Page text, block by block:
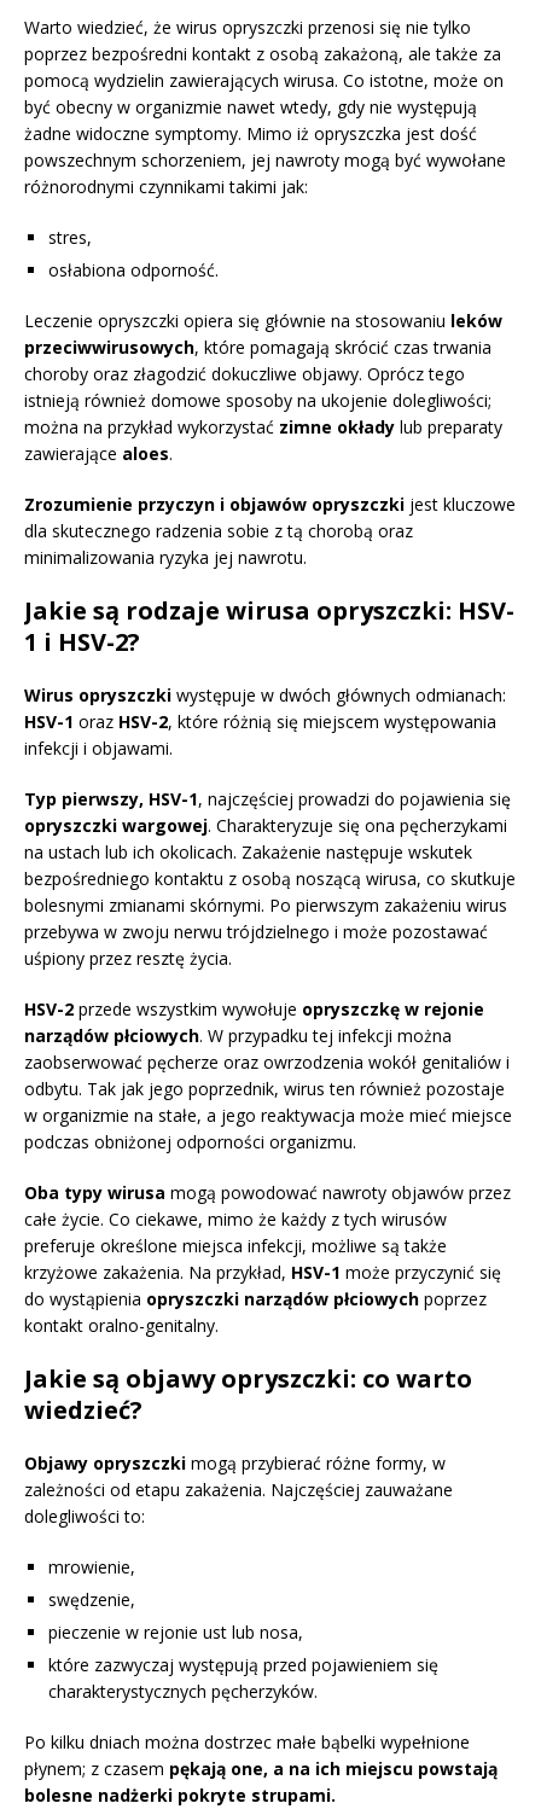
Warto wiedzieć, że wirus opryszczki przenosi się nie tylko
poprzez bezpośredni kontakt z osobą zakażoną, ale także za
pomocą wydzielin zawierających wirusa. Co istotne, może on
być obecny w organizmie nawet wtedy, gdy nie występują
żadne widoczne symptomy. Mimo iż opryszczka jest dość
powszechnym schorzeniem, jej nawroty mogą być wywołane
różnorodnymi czynnikami takimi jak:
stres,
osłabiona odporność.
Leczenie opryszczki opiera się głównie na stosowaniu leków
przeciwwirusowych, które pomagają skrócić czas trwania
choroby oraz złagodzić dokuczliwe objawy. Oprócz tego
istnieją również domowe sposoby na ukojenie dolegliwości;
można na przykład wykorzystać zimne okłady lub preparaty
zawierające aloes.
Zrozumienie przyczyn i objawów opryszczki jest kluczowe
dla skutecznego radzenia sobie z tą chorobą oraz
minimalizowania ryzyka jej nawrotu.
Jakie są rodzaje wirusa opryszczki: HSV-
1 i HSV-2?
Wirus opryszczki występuje w dwóch głównych odmianach:
HSV-1 oraz HSV-2, które różnią się miejscem występowania
infekcji i objawami.
Typ pierwszy, HSV-1, najczęściej prowadzi do pojawienia się
opryszczki wargowej. Charakteryzuje się ona pęcherzykami
na ustach lub ich okolicach. Zakażenie następuje wskutek
bezpośredniego kontaktu z osobą noszącą wirusa, co skutkuje
bolesnymi zmianami skórnymi. Po pierwszym zakażeniu wirus
przebywa w zwoju nerwu trójdzielnego i może pozostawać
uśpiony przez resztę życia.
HSV-2 przede wszystkim wywołuje opryszczkę w rejonie
narządów płciowych. W przypadku tej infekcji można
zaobserwować pęcherze oraz owrzodzenia wokół genitaliów i
odbytu. Tak jak jego poprzednik, wirus ten również pozostaje
w organizmie na stałe, a jego reaktywacja może mieć miejsce
podczas obniżonej odporności organizmu.
Oba typy wirusa mogą powodować nawroty objawów przez
całe życie. Co ciekawe, mimo że każdy z tych wirusów
preferuje określone miejsca infekcji, możliwe są także
krzyżowe zakażenia. Na przykład, HSV-1 może przyczynić się
do wystąpienia opryszczki narządów płciowych poprzez
kontakt oralno-genitalny.
Jakie są objawy opryszczki: co warto
wiedzieć?
Objawy opryszczki mogą przybierać różne formy, w
zależności od etapu zakażenia. Najczęściej zauważane
dolegliwości to:
mrowienie,
swędzenie,
pieczenie w rejonie ust lub nosa,
które zazwyczaj występują przed pojawieniem się
charakterystycznych pęcherzyków.
Po kilku dniach można dostrzec małe bąbelki wypełnione
płynem; z czasem pękają one, a na ich miejscu powstają
bolesne nadżerki pokryte strupami.